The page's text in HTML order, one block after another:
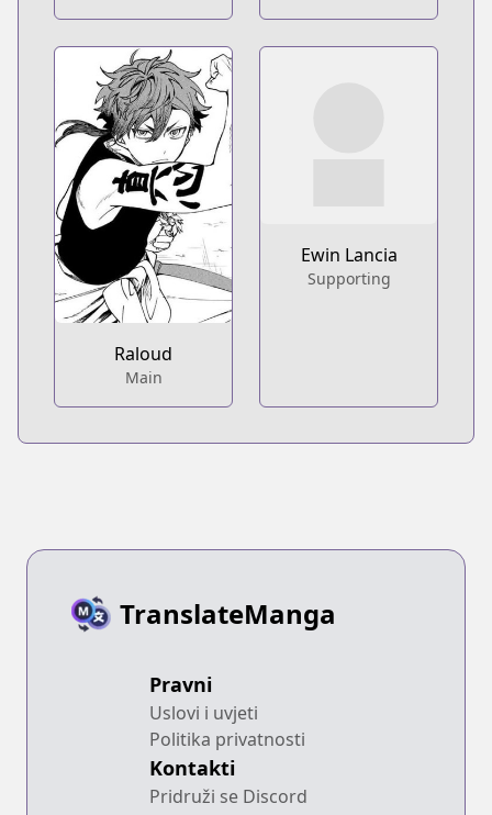
Raloud
Main
Ewin Lancia
Supporting
TranslateManga
Pravni
Uslovi i uvjeti
Politika privatnosti
Kontakti
Pridruži se Discord